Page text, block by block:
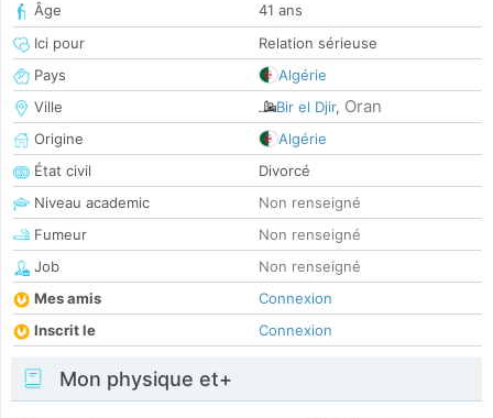
Âge
41 ans
Ici pour
Relation sérieuse
Pays
Algérie
Ville
Bir el Djir, Oran
Origine
Algérie
État civil
Divorcé
Niveau academic
Non renseigné
Fumeur
Non renseigné
Job
Non renseigné
Mes amis
Connexion
Inscrit le
Connexion
Mon physique et+